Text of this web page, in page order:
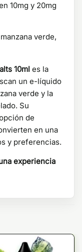
10mg y 20mg
verde,
10ml es la
un e-líquido
verde y la
Su
de
en una
y preferencias.
experiencia